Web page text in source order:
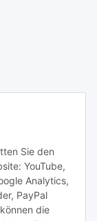
Sie den
YouTube,
Analytics,
PayPal
die